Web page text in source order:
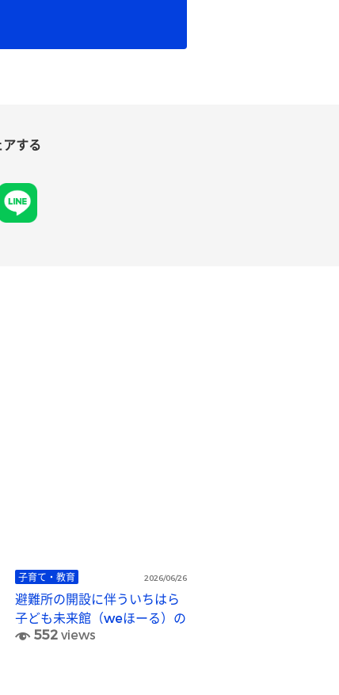
する
子育て・教育 2026/06/26
避難所の開設に伴ういちはら
子ども未来館（weほーる）の
臨時休館について
552 views